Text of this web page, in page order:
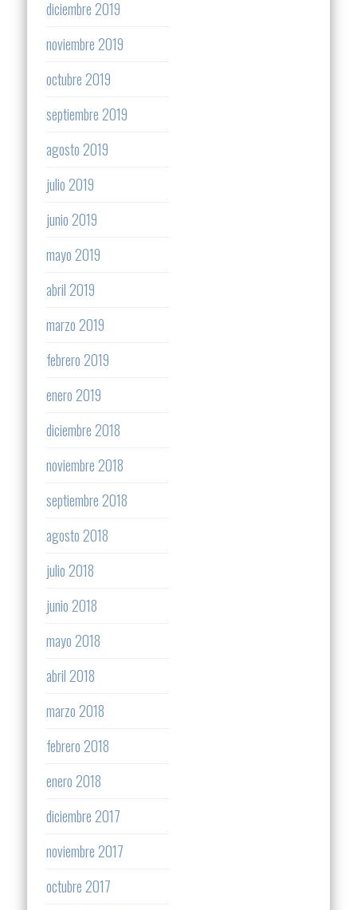
diciembre 2019
noviembre 2019
octubre 2019
septiembre 2019
agosto 2019
julio 2019
junio 2019
mayo 2019
abril 2019
marzo 2019
febrero 2019
enero 2019
diciembre 2018
noviembre 2018
septiembre 2018
agosto 2018
julio 2018
junio 2018
mayo 2018
abril 2018
marzo 2018
febrero 2018
enero 2018
diciembre 2017
noviembre 2017
octubre 2017